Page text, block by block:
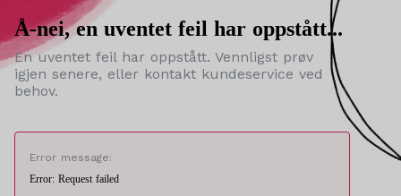
Å-nei, en uventet feil har oppstått...
En uventet feil har oppstått. Vennligst prøv
igjen senere, eller kontakt kundeservice ved
behov.
Error message:
Error: Request failed